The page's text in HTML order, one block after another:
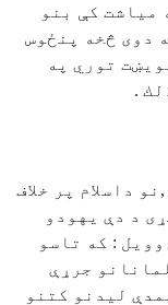
مياشت كې بنو
دوی څخه پنځوس
توري په
.
داسلام پر خلاف
د دې يهودو
: كه تاسو
جرړې
ليدنو كتنو